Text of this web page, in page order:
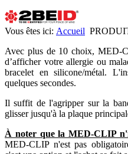
Vous êtes ici: Accueil
Avec plus de 10 choix, MED-
d’afficher votre allergie ou
bracelet en silicone/métal.
quelques secondes.
Il suffit de l'agripper sur la
glisser jusqu'à la plaque
À noter que la MED-CLIP
MED-CLIP n'est pas